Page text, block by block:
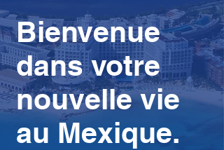
Bienvenue
dans votre
nouvelle vie
au Mexique.